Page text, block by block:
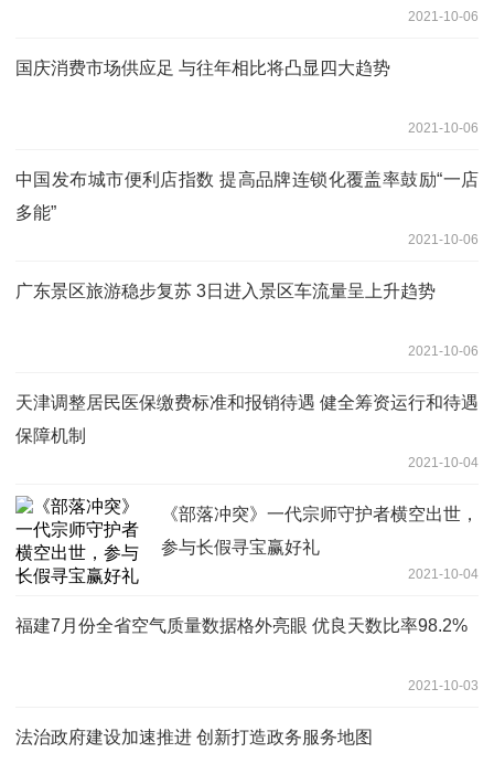
2021-10-06
国庆消费市场供应足 与往年相比将凸显四大趋势
2021-10-06
中国发布城市便利店指数 提高品牌连锁化覆盖率鼓励“一店
多能”
2021-10-06
广东景区旅游稳步复苏 3日进入景区车流量呈上升趋势
2021-10-06
天津调整居民医保缴费标准和报销待遇 健全筹资运行和待遇
保障机制
2021-10-04
《部落冲突》一代宗师守护者横空出世，
参与长假寻宝赢好礼
2021-10-04
福建7月份全省空气质量数据格外亮眼 优良天数比率98.2%
2021-10-03
法治政府建设加速推进 创新打造政务服务地图